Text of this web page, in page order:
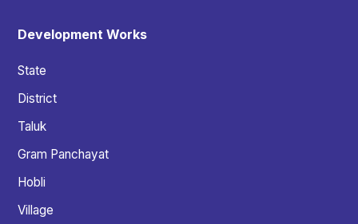
Development Works
State
District
Taluk
Gram Panchayat
Hobli
Village